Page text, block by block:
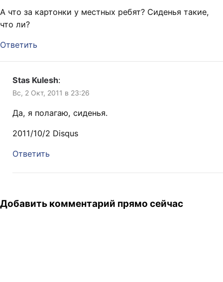
А что за картонки у местных ребят? Сиденья такие,
что ли?
Ответить
Stas Kulesh:
Вс, 2 Окт, 2011 в 23:26
Да, я полагаю, сиденья.
2011/10/2 Disqus
Ответить
Добавить комментарий прямо сейчас